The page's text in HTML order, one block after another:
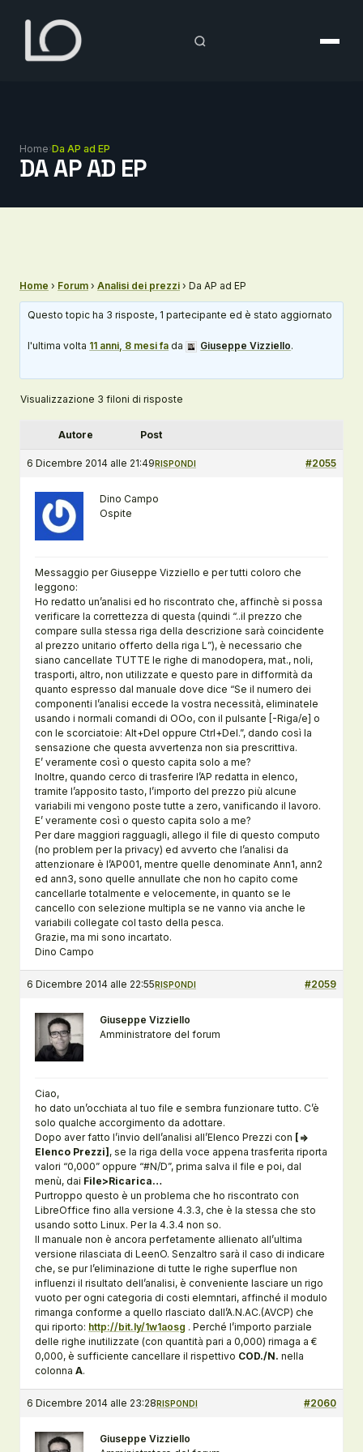
contenuto
Home›Da AP ad EP
DA AP AD EP
Home › Forum › Analisi dei prezzi › Da AP ad EP
Questo topic ha 3 risposte, 1 partecipante ed è stato aggiornato
l'ultima volta 11 anni, 8 mesi fa da Giuseppe Vizziello.
Visualizzazione 3 filoni di risposte
Autore Post
6 Dicembre 2014 alle 21:49 #2055
RISPONDI
Dino Campo
Ospite
Messaggio per Giuseppe Vizziello e per tutti coloro che
leggono:
Ho redatto un’analisi ed ho riscontrato che, affinchè si possa
verificare la correttezza di questa (quindi “..il prezzo che
compare sulla stessa riga della descrizione sarà coincidente
al prezzo unitario offerto della riga L”), è necessario che
siano cancellate TUTTE le righe di manodopera, mat., noli,
trasporti, altro, non utilizzate e questo pare in difformità da
quanto espresso dal manuale dove dice “Se il numero dei
componenti l’analisi eccede la vostra necessità, eliminatele
usando i normali comandi di OOo, con il pulsante [-Riga/e] o
con le scorciatoie: Alt+Del oppure Ctrl+Del.”, dando così la
sensazione che questa avvertenza non sia prescrittiva.
E’ veramente così o questo capita solo a me?
Inoltre, quando cerco di trasferire l’AP redatta in elenco,
tramite l’apposito tasto, l’importo del prezzo più alcune
variabili mi vengono poste tutte a zero, vanificando il lavoro.
E’ veramente così o questo capita solo a me?
Per dare maggiori ragguagli, allego il file di questo computo
(no problem per la privacy) ed avverto che l’analisi da
attenzionare è l’AP001, mentre quelle denominate Ann1, ann2
ed ann3, sono quelle annullate che non ho capito come
cancellarle totalmente e velocemente, in quanto se le
cancello con selezione multipla se ne vanno via anche le
variabili collegate col tasto della pesca.
Grazie, ma mi sono incartato.
Dino Campo
6 Dicembre 2014 alle 22:55 #2059
RISPONDI
Giuseppe Vizziello
Amministratore del forum
Ciao,
ho dato un’occhiata al tuo file e sembra funzionare tutto. C’è
solo qualche accorgimento da adottare.
Dopo aver fatto l’invio dell’analisi all’Elenco Prezzi con [=>
Elenco Prezzi] , se la riga della voce appena trasferita riporta
valori “0,000” oppure “#N/D”, prima salva il file e poi, dal
menù, dai File>Ricarica…
Purtroppo questo è un problema che ho riscontrato con
LibreOffice fino alla versione 4.3.3, che è la stessa che sto
usando sotto Linux. Per la 4.3.4 non so.
Il manuale non è ancora perfetamente allienato all’ultima
versione rilasciata di LeenO. Senzaltro sarà il caso di indicare
che, se pur l’eliminazione di tutte le righe superflue non
influenzi il risultato dell’analisi, è conveniente lasciare un rigo
vuoto per ogni categoria di costi elemntari, affinché il modulo
rimanga conforme a quello rlasciato dall’A.N.AC.(AVCP) che
qui riporto: http://bit.ly/1w1aosg . Perché l’importo parziale
delle righe inutilizzate (con quantità pari a 0,000) rimaga a €
0,000, è sufficiente cancellare il rispettivo COD./N. nella
colonna A.
6 Dicembre 2014 alle 23:28 #2060
RISPONDI
Giuseppe Vizziello